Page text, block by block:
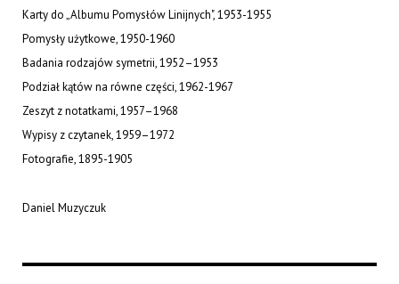
Karty do „Albumu Pomysłów Linijnych", 1953-1955
Pomysły użytkowe, 1950-1960
Badania rodzajów symetrii, 1952–1953
Podział kątów na równe części, 1962-1967
Zeszyt z notatkami, 1957–1968
Wypisy z czytanek, 1959–1972
Fotografie, 1895-1905
Daniel Muzyczuk